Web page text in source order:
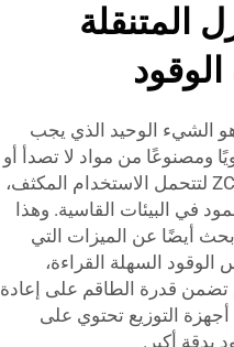
المتنقلة
الوقود
الشيء الوحيد الذي يجب
ومصنوعًا من مواد لا تصدأ أو
تتلف بسهولة. تم تصميم أجهزة التوزيع من ZCHENG لتتحمل الاستخدام المكثف،
في البيئات القاسية. وهذا
أيضًا عن الميزات التي
السهلة القراءة،
تضمن قدرة الطاقم على إعادة
التوزيع تحتوي على
بدقة أكبر.